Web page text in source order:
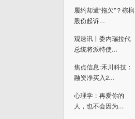
履约却遭“拖欠”？棕榈
股份起诉...
观速讯丨委内瑞拉代
总统将派特使...
焦点信息:禾川科技：
融资净买入2...
心理学：再爱你的
人，也不会因为...